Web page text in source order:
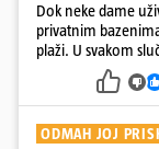
Dok neke dame
privatnim
plaži. U svakom
ODMAH JOJ